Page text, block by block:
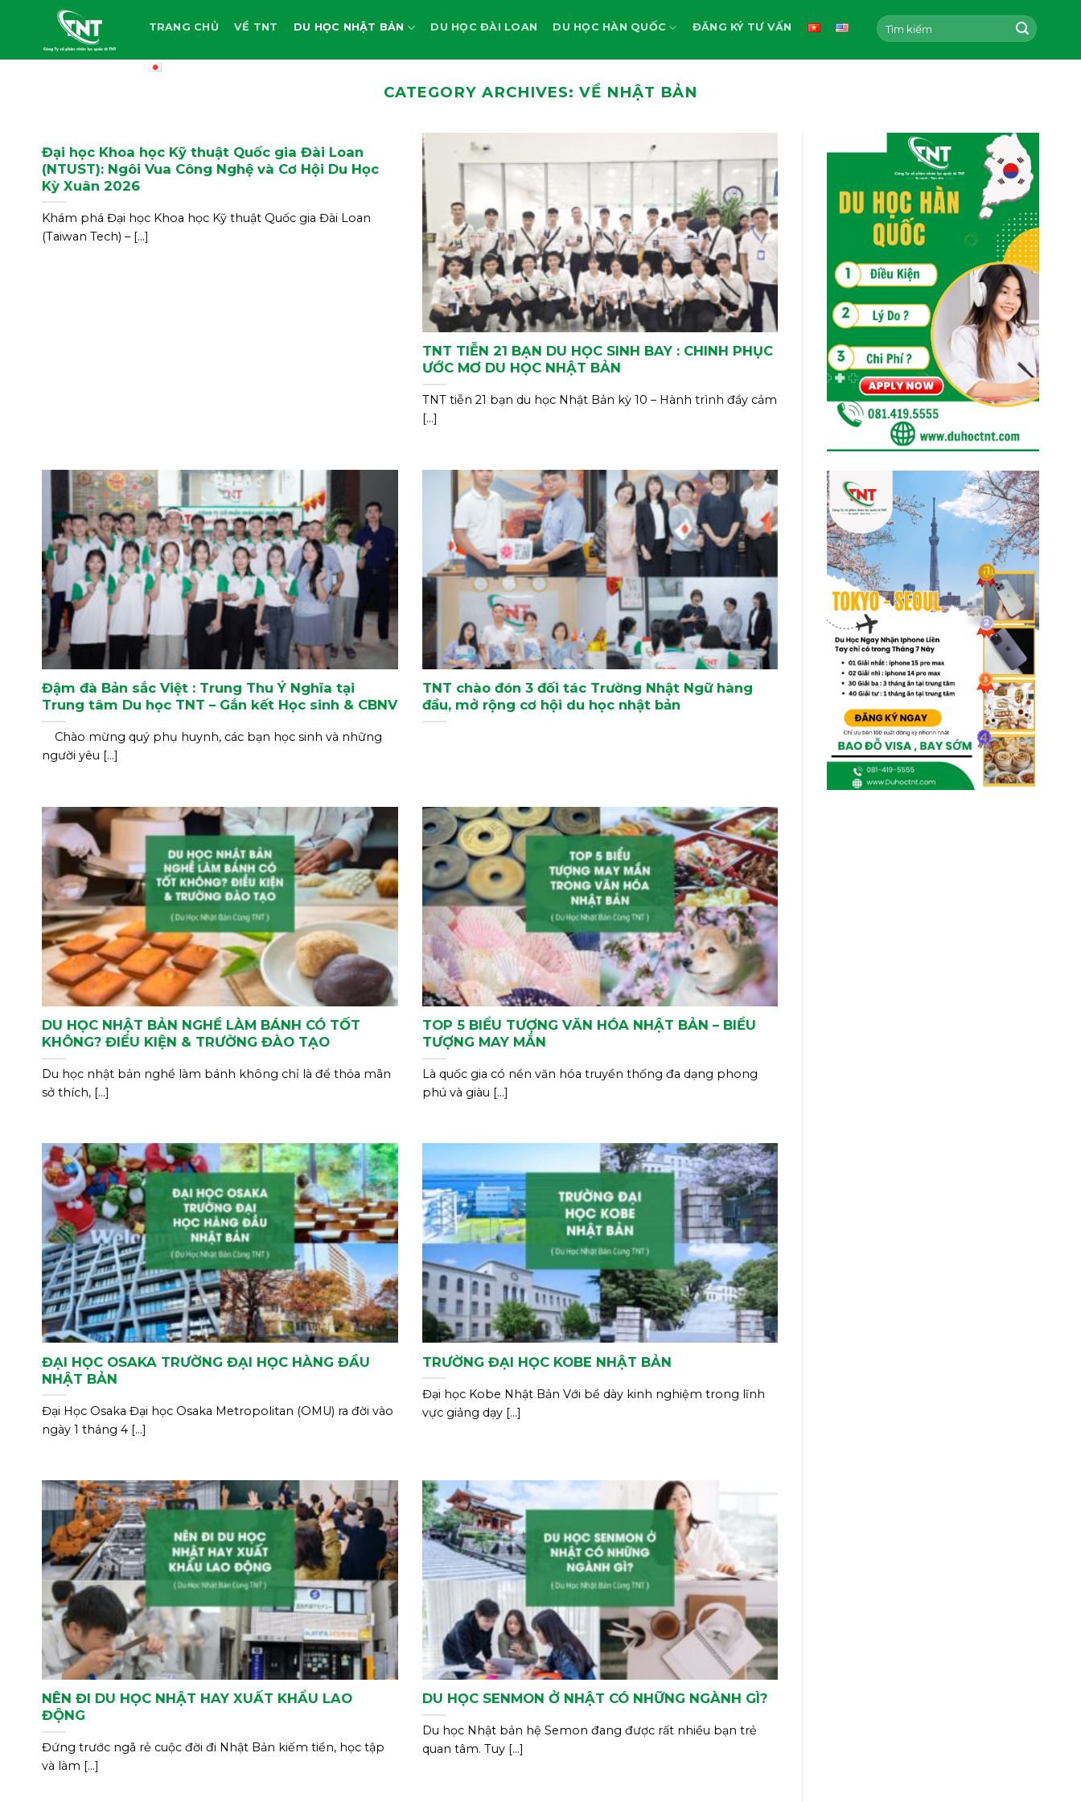
content
TRANG CHỦ VỀ TNT DU HỌC NHẬT BẢN DU HỌC ĐÀI LOAN DU HỌC HÀN QUỐC ĐĂNG KÝ TƯ VẤN
CATEGORY ARCHIVES:VỀ NHẬT BẢN
Đại học Khoa học Kỹ thuật Quốc gia Đài Loan
(NTUST): Ngôi Vua Công Nghệ và Cơ Hội Du Học
Kỳ Xuân 2026
Khám phá Đại học Khoa học Kỹ thuật Quốc gia Đài Loan
(Taiwan Tech) – [...]
TNT TIỄN 21 BẠN DU HỌC SINH BAY : CHINH PHỤC
ƯỚC MƠ DU HỌC NHẬT BẢN
TNT tiễn 21 bạn du học Nhật Bản kỳ 10 – Hành trình đầy cảm
[...]
Đậm đà Bản sắc Việt : Trung Thu Ý Nghĩa tại
Trung tâm Du học TNT – Gắn kết Học sinh & CBNV
Chào mừng quý phụ huynh, các bạn học sinh và những
người yêu [...]
TNT chào đón 3 đối tác Trường Nhật Ngữ hàng
đầu, mở rộng cơ hội du học nhật bản
DU HỌC NHẬT BẢN NGHỀ LÀM BÁNH CÓ TỐT
KHÔNG? ĐIỀU KIỆN & TRƯỜNG ĐÀO TẠO
Du học nhật bản nghề làm bánh không chỉ là để thỏa mãn
sở thích, [...]
TOP 5 BIỂU TƯỢNG VĂN HÓA NHẬT BẢN – BIỂU
TƯỢNG MAY MẮN
Là quốc gia có nền văn hóa truyền thống đa dạng phong
phú và giàu [...]
ĐẠI HỌC OSAKA TRƯỜNG ĐẠI HỌC HÀNG ĐẦU
NHẬT BẢN
Đại Học Osaka Đại học Osaka Metropolitan (OMU) ra đời vào
ngày 1 tháng 4 [...]
TRƯỜNG ĐẠI HỌC KOBE NHẬT BẢN
Đại học Kobe Nhật Bản Với bề dày kinh nghiệm trong lĩnh
vực giảng dạy [...]
NÊN ĐI DU HỌC NHẬT HAY XUẤT KHẨU LAO
ĐỘNG
Đứng trước ngã rẻ cuộc đời đi Nhật Bản kiếm tiền, học tập
và làm [...]
DU HỌC SENMON Ở NHẬT CÓ NHỮNG NGÀNH GÌ?
Du học Nhật bản hệ Semon đang được rất nhiều bạn trẻ
quan tâm. Tuy [...]